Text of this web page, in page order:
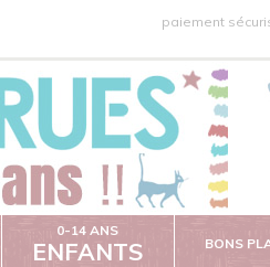
paiement
0-14 ANS
ENFANTS BONS